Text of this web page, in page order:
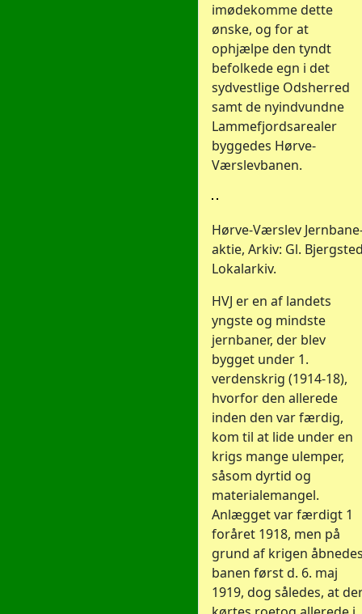
imødekomme dette
ønske, og for at
ophjælpe den tyndt
befolkede egn i det
sydvestlige Odsherred
samt de nyindvundne
Lammefjordsarealer
byggedes Hørve-
Værslevbanen.
Hørve-Værslev
aktie, Arkiv: Gl.
Lokalarkiv.
HVJ er en af landets
yngste og mindste
jernbaner, der blev
bygget under 1.
verdenskrig (1914-18),
hvorfor den allerede
inden den var færdig,
kom til at lide under en
krigs mange ulemper,
såsom dyrtid og
materialemangel.
Anlægget var færdigt 1
foråret 1918, men på
grund af krigen
banen først d. 6. maj
1919, dog således, at